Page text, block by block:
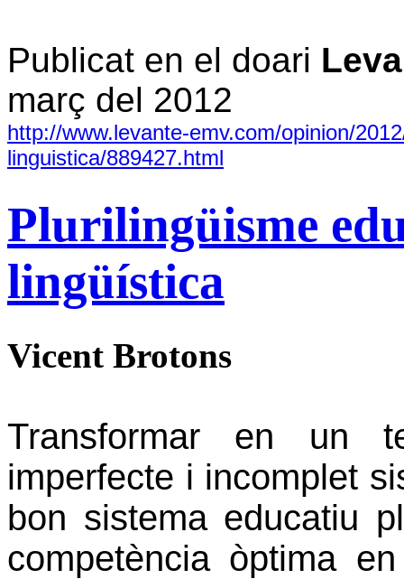
Publicat en el doari
març del 2012
http://www.levante-emv.com/opinion/
linguistica/889427.html
Plurilingüisme
lingüística
Vicent Brotons
Transformar en un
imperfecte i incomplet
bon sistema educatiu
competència òptima